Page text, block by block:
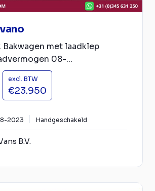
Bakwagen met laadklep
08-...
excl. BTW
€23.950
8-2023 Handgeschakeld
B.V.